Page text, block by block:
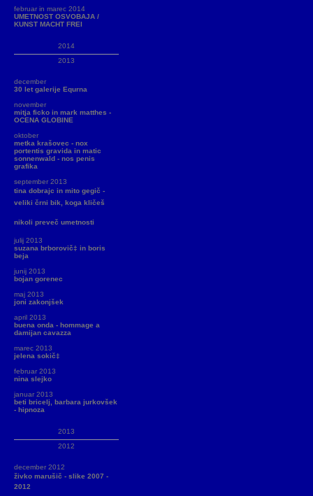
februar in marec 2014
UMETNOST OSVOBAJA /
KUNST MACHT FREI
2014
2013
december
30 let galerije Equrna
november
mitja ficko in mark matthes -
OCENA GLOBINE
oktober
metka krašovec - nox
portentis gravida in matic
sonnenwald - nos penis
grafika
september 2013
tina dobrajc in mito gegič -
veliki črni bik, koga kličeš
nikoli preveč umetnosti
julij 2013
suzana brborovič‡ in boris
beja
junij 2013
bojan gorenec
maj 2013
joni zakonjšek
april 2013
buena onda - hommage a
damijan cavazza
marec 2013
jelena sokič‡
februar 2013
nina slejko
januar 2013
beti bricelj, barbara jurkovšek
- hipnoza
2013
2012
december 2012
živko marušič - slike 2007 -
2012